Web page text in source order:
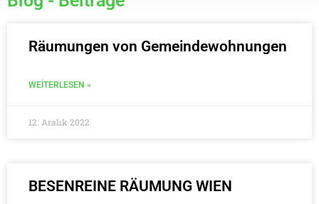
Räumungen von Gemeindewohnungen
WEITERLESEN »
12. Aralık 2022
BESENREINE RÄUMUNG WIEN